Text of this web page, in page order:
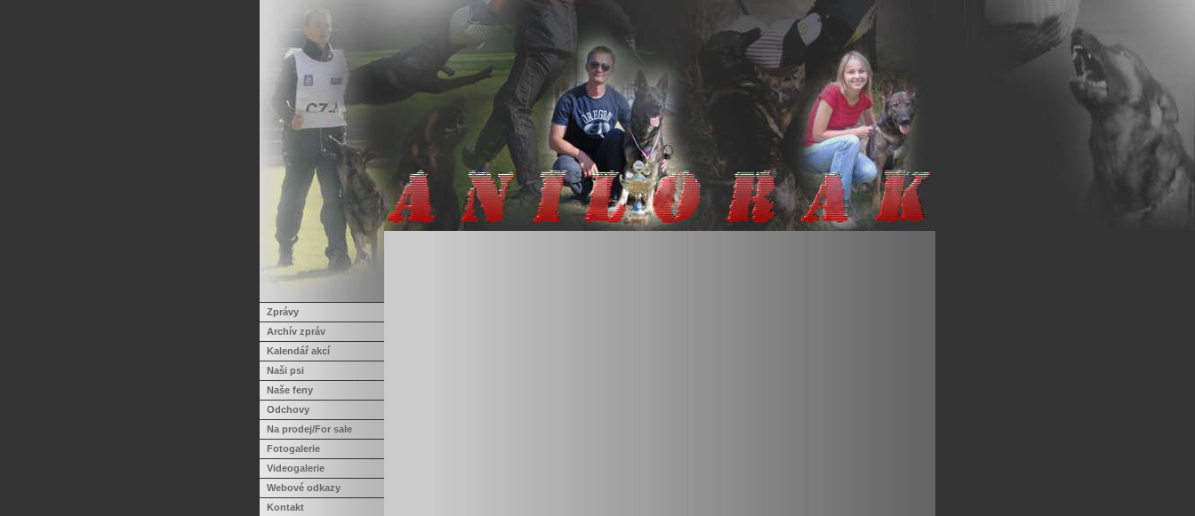
Zprávy
Archív zpráv
Kalendář akcí
Naši psi
Naše feny
Odchovy
Na prodej/For sale
Fotogalerie
Videogalerie
Webové odkazy
Kontakt